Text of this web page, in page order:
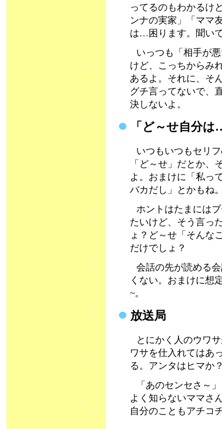
ってるのもわかるけ
ンナの実家」「ママ
は…困ります。聞い
いっつも「相手が
けど、こっちからみ
あるよ。それに、そ
グチ言ってないで、
決しないよ。
「ど～せ自分
いつもいつもセリ
「ど～せ」だとか、
よ。おまけに「私っ
バカだし」とかもね
ホントはたまには
たいけど、そう言っ
ょ？ど～せ「そんな
だけでしょ？
会話の先が読める
くない。おまけに想
~。
放送局
とにかく人のウワ
ワサを仕入れてはあ
る。アンタはヒマか
「あのセンセさ～
よく知らないママさ
自分のこともアチコ